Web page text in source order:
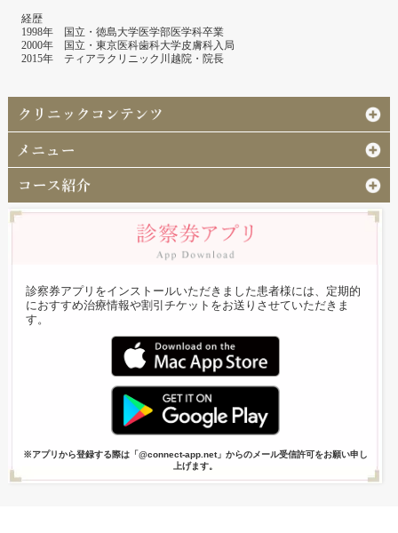
経歴
1998年 国立・徳島大学医学部医学科卒業
2000年 国立・東京医科歯科大学皮膚科入局
2015年 ティアラクリニック川越院・院長
診察券アプリをインストールいただきました患者様には、定期的
におすすめ治療情報や割引チケットをお送りさせていただきま
す。
※アプリから登録する際は「@connect-app.net」からのメール受信許可をお願い申し
上げます。